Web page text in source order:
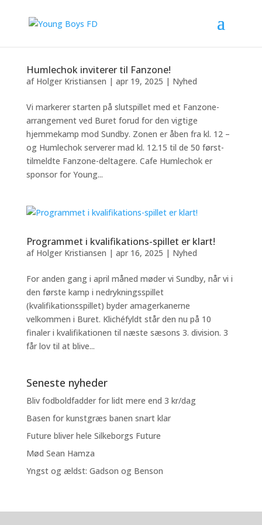
Humlechok inviterer til Fanzone!
af Holger Kristiansen | apr 19, 2025 | Nyhed
Vi markerer starten på slutspillet med et Fanzone-
arrangement ved Buret forud for den vigtige
hjemmekamp mod Sundby. Zonen er åben fra kl. 12 –
og Humlechok serverer mad kl. 12.15 til de 50 først-
tilmeldte Fanzone-deltagere. Cafe Humlechok er
sponsor for Young...
Programmet i kvalifikations-spillet er klart!
af Holger Kristiansen | apr 16, 2025 | Nyhed
For anden gang i april måned møder vi Sundby, når vi i
den første kamp i nedrykningsspillet
(kvalifikationsspillet) byder amagerkanerne
velkommen i Buret. Klichéfyldt står den nu på 10
finaler i kvalifikationen til næste sæsons 3. division. 3
får lov til at blive...
Seneste nyheder
Bliv fodboldfadder for lidt mere end 3 kr/dag
Basen for kunstgræs banen snart klar
Future bliver hele Silkeborgs Future
Mød Sean Hamza
Yngst og ældst: Gadson og Benson